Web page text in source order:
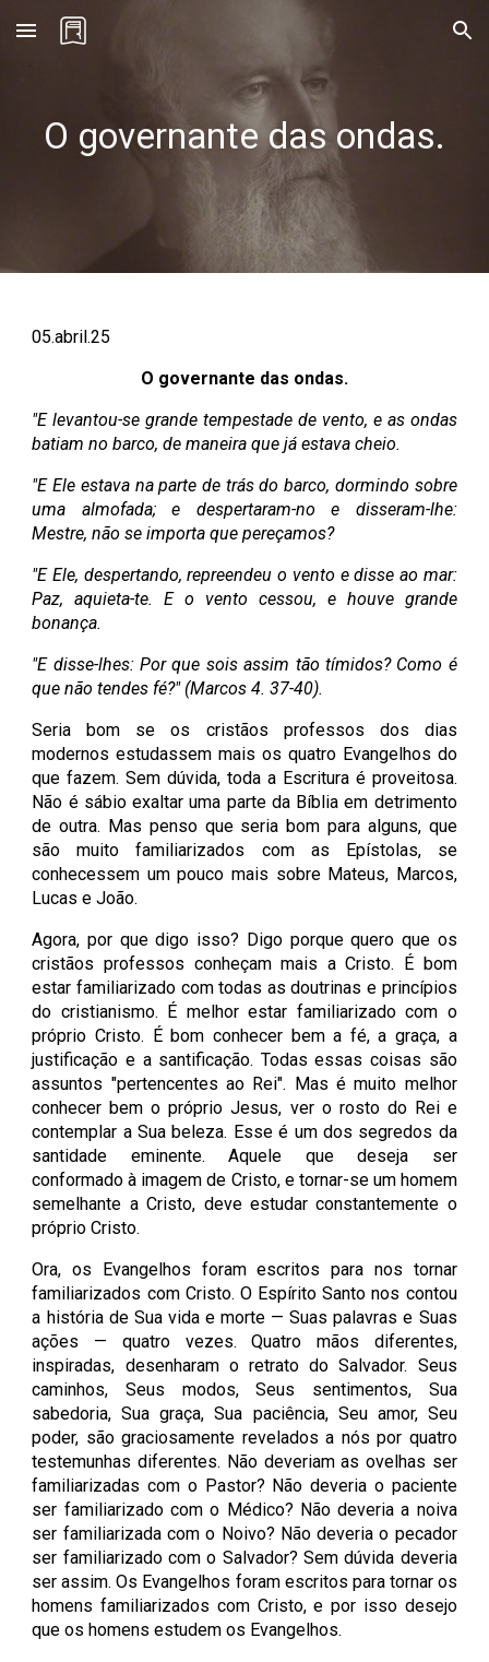
Skip to main content Skip to navigation
O governante das ondas.
05.abril.25
O governante das ondas.
"E levantou-se grande tempestade de vento, e as ondas
batiam no barco, de maneira que já estava cheio.
"E Ele estava na parte de trás do barco, dormindo sobre
uma almofada; e despertaram-no e disseram-lhe:
Mestre, não se importa que pereçamos?
"E Ele, despertando, repreendeu o vento e disse ao mar:
Paz, aquieta-te. E o vento cessou, e houve grande
bonança.
"E disse-lhes: Por que sois assim tão tímidos? Como é
que não tendes fé?" (Marcos 4. 37-40).
Seria bom se os cristãos professos dos dias
modernos estudassem mais os quatro Evangelhos do
que fazem. Sem dúvida, toda a Escritura é proveitosa.
Não é sábio exaltar uma parte da Bíblia em detrimento
de outra. Mas penso que seria bom para alguns, que
são muito familiarizados com as Epístolas, se
conhecessem um pouco mais sobre Mateus, Marcos,
Lucas e João.
Agora, por que digo isso? Digo porque quero que os
cristãos professos conheçam mais a Cristo. É bom
estar familiarizado com todas as doutrinas e princípios
do cristianismo. É melhor estar familiarizado com o
próprio Cristo. É bom conhecer bem a fé, a graça, a
justificação e a santificação. Todas essas coisas são
assuntos "pertencentes ao Rei". Mas é muito melhor
conhecer bem o próprio Jesus, ver o rosto do Rei e
contemplar a Sua beleza. Esse é um dos segredos da
santidade eminente. Aquele que deseja ser
conformado à imagem de Cristo, e tornar-se um homem
semelhante a Cristo, deve estudar constantemente o
próprio Cristo.
Ora, os Evangelhos foram escritos para nos tornar
familiarizados com Cristo. O Espírito Santo nos contou
a história de Sua vida e morte — Suas palavras e Suas
ações — quatro vezes. Quatro mãos diferentes,
inspiradas, desenharam o retrato do Salvador. Seus
caminhos, Seus modos, Seus sentimentos, Sua
sabedoria, Sua graça, Sua paciência, Seu amor, Seu
poder, são graciosamente revelados a nós por quatro
testemunhas diferentes. Não deveriam as ovelhas ser
familiarizadas com o Pastor? Não deveria o paciente
ser familiarizado com o Médico? Não deveria a noiva
ser familiarizada com o Noivo? Não deveria o pecador
ser familiarizado com o Salvador? Sem dúvida deveria
ser assim. Os Evangelhos foram escritos para tornar os
homens familiarizados com Cristo, e por isso desejo
que os homens estudem os Evangelhos.